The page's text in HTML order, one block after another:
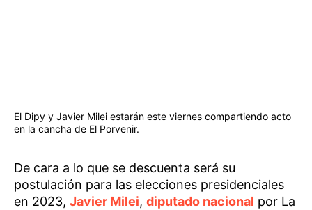
El Dipy y Javier Milei estarán este viernes compartiendo acto
en la cancha de El Porvenir.
De cara a lo que se descuenta será su
postulación para las elecciones presidenciales
en 2023, Javier Milei, diputado nacional por La